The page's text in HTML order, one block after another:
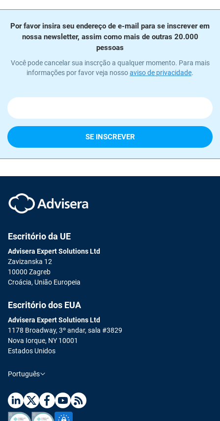
Por favor insira seu endereço de e-mail para se inscrever em
nossa newsletter, assim como mais de outras 20.000
pessoas
Você pode cancelar sua inscrção a qualquer momento. Para mais
informações por favor veja nossoaviso de privacidade.
Escritório da UE
Advisera Expert Solutions Ltd
Zavizanska 12
10000 Zagreb
Croácia, União Europeia
Escritório dos EUA
Advisera Expert Solutions Ltd
1178 Broadway, 3º andar, sala #3829
Nova Iorque, NY 10001
Estados Unidos
Português